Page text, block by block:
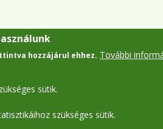
hozzájárul ehhez. További
sütik.
szükséges sütik.